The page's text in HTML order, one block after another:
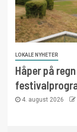
LOKALE NYHETER
Håper på
4. august 2026